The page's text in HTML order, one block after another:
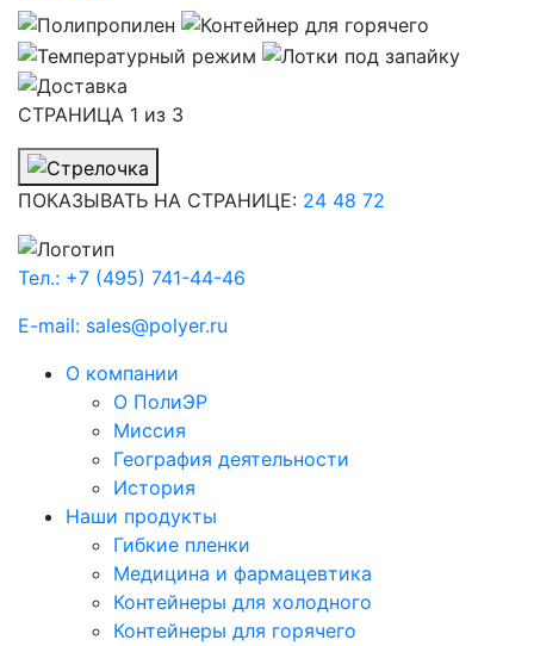
СТРАНИЦА 1 из 3
ПОКАЗЫВАТЬ НА СТРАНИЦЕ: 24 48 72
Тел.: +7 (495) 741-44-46
E-mail: sales@polyer.ru
О компании
О ПолиЭР
Миссия
География деятельности
История
Наши продукты
Гибкие пленки
Медицина и фармацевтика
Контейнеры для холодного
Контейнеры для горячего